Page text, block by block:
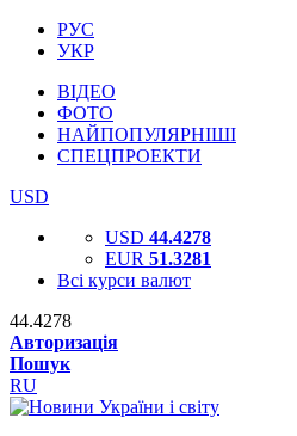
РУС
УКР
ВІДЕО
ФОТО
НАЙПОПУЛЯРНІШІ
СПЕЦПРОЕКТИ
USD
USD 44.4278
EUR 51.3281
Всі курси валют
44.4278
Авторизація
Пошук
RU